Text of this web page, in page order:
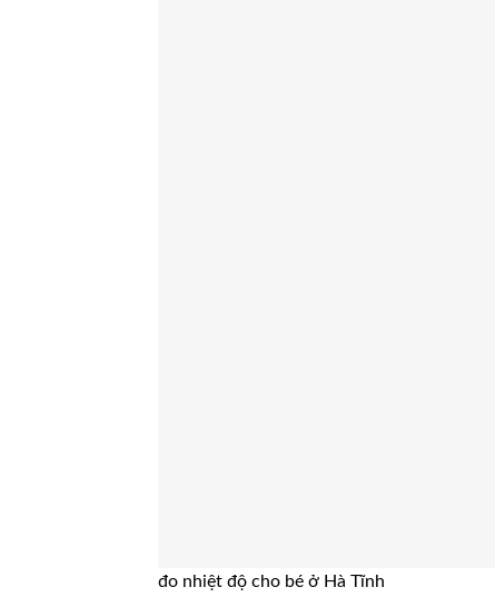
đo nhiệt độ cho bé ở Hà Tĩnh